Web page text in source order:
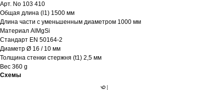
Арт. No 103 410
Общая длина (l1) 1500 мм
Длина части с уменьшенным диаметром 1000 мм
Материал AlMgSi
Стандарт EN 50164-2
Диаметр Ø 16 / 10 мм
Толщина стенки стержня (t1) 2,5 мм
Вес 360 g
Схемы